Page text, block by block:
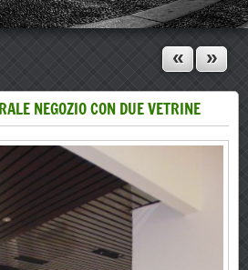
« »
NEGOZIO CON DUE VETRINE